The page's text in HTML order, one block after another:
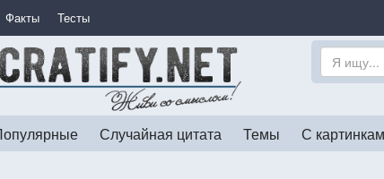
Факты Тесты
Случайная цитата Темы С